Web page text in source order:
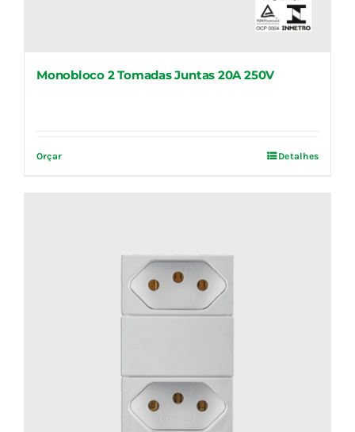
Monobloco 2 Tomadas Juntas 20A 250V
Orçar Detalhes